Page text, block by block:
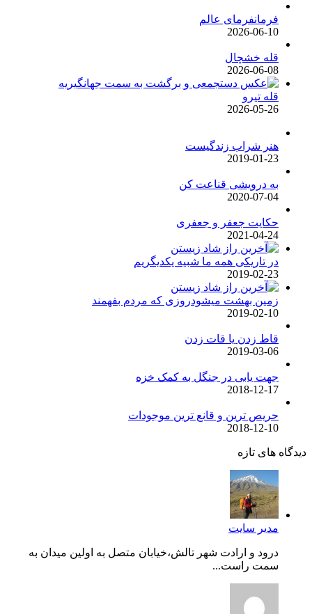
فرمانفرمای عالم
2026-06-10
قله خشچال
2026-06-08
قله تیرو
2026-05-26
هنر شراب زندگیست
2019-01-23
به درویشی قناعت کن
2020-07-04
حکایت جعفر و جعفری
2021-04-24
در تاریکی همه ما شبیه یکدیگریم
2019-02-23
زمین بهشت میشودروزی که مردم بفهمند
2019-02-10
قاط زدن یا قات زدن
2019-03-06
جهت یابی در جنگل به کمک خزه
2018-12-17
حریص ترین و قانع ترین موجودات
2018-12-10
دیدگاه های تازه
مدیر سایت
درود و ارادت شهر تالش،خیابان متصل به اولین میدان به
سمت راست...